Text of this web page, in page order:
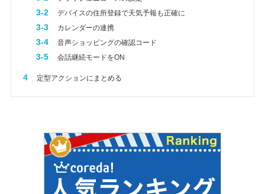
3-2 デバイスの住所登録で天気予報も正確に
3-3 カレンダーの連携
3-4 音声ショッピングの確認コード
3-5 会話継続モードをON
4 定型アクションにまとめる